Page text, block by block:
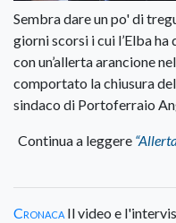
Sembra dare un po' di
giorni scorsi i cui l’Elba
con un’allerta arancione
comportato la chiusura
sindaco di Portoferraio
Continua a leggere
Cronaca Il video e